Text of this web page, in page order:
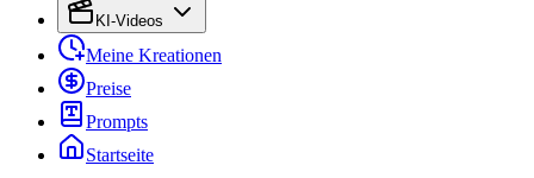
KI-Videos
Meine Kreationen
Preise
Prompts
Startseite